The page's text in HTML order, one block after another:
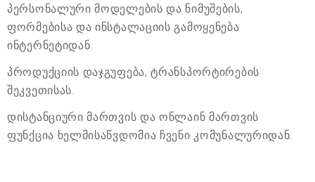
პერსონალური მოდელების და ნიმუშების,
ფორმებისა და ინსტალაციის გამოყენება
ინტერნეტიდან.
პროდუქციის დაჯგუფება, ტრანსპორტირების
შეკვეთისას.
დისტანციური მართვის და ონლაინ მართვის
ფუნქცია ხელმისაწვდომია ჩვენი კომუნალურიდან.